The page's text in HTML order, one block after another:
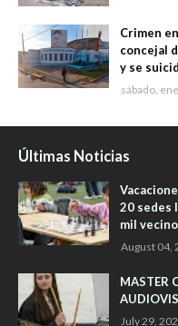
Crimen
concejal
y se
sábado,
Últimas Noticias
20 sedes
mil
August 04,
MASTER
July 29,